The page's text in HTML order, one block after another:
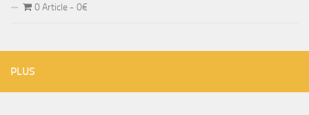
0 Article 0€
PLUS